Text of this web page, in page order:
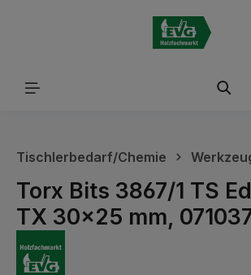
Tischlerbedarf/Chemie
Torx Bits 3867/1 TS
TX 30x25 mm,